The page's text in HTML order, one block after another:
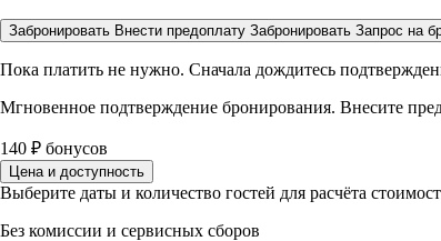
Забронировать Внести предоплату Забронировать Запрос на
Пока платить не нужно. Сначала дождитесь
Мгновенное подтверждение бронирования. Внесите
140 ₽ бонусов
Цена и доступность
Выберите даты и количество гостей для расчёта
Без комиссии и сервисных сборов